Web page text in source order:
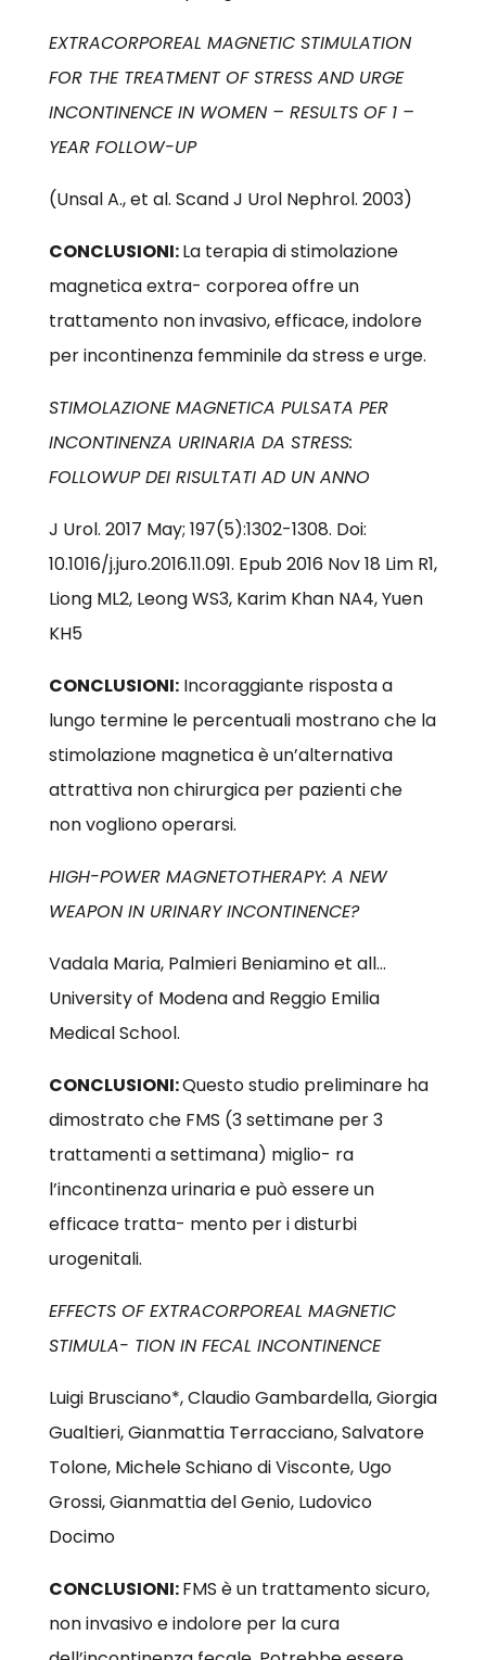
EXTRACORPOREAL MAGNETIC STIMULATION
FOR THE TREATMENT OF STRESS AND URGE
INCONTINENCE IN WOMEN – RESULTS OF 1 –
YEAR FOLLOW-UP
(Unsal A., et al. Scand J Urol Nephrol. 2003)
CONCLUSIONI:La terapia di stimolazione
magnetica extra- corporea offre un
trattamento non invasivo, efficace, indolore
per incontinenza femminile da stress e urge.
STIMOLAZIONE MAGNETICA PULSATA PER
INCONTINENZA URINARIA DA STRESS:
FOLLOWUP DEI RISULTATI AD UN ANNO
J Urol. 2017 May; 197(5):1302-1308. Doi:
10.1016/j.juro.2016.11.091. Epub 2016 Nov 18 Lim R1,
Liong ML2, Leong WS3, Karim Khan NA4, Yuen
KH5
CONCLUSIONI:Incoraggiante risposta a
lungo termine le percentuali mostrano che la
stimolazione magnetica è un’alternativa
attrattiva non chirurgica per pazienti che
non vogliono operarsi.
HIGH-POWER MAGNETOTHERAPY: A NEW
WEAPON IN URINARY INCONTINENCE?
Vadala Maria, Palmieri Beniamino et all…
University of Modena and Reggio Emilia
Medical School.
CONCLUSIONI:Questo studio preliminare ha
dimostrato che FMS (3 settimane per 3
trattamenti a settimana) miglio- ra
l’incontinenza urinaria e può essere un
efficace tratta- mento per i disturbi
urogenitali.
EFFECTS OF EXTRACORPOREAL MAGNETIC
STIMULA- TION IN FECAL INCONTINENCE
Luigi Brusciano*, Claudio Gambardella, Giorgia
Gualtieri, Gianmattia Terracciano, Salvatore
Tolone, Michele Schiano di Visconte, Ugo
Grossi, Gianmattia del Genio, Ludovico
Docimo
CONCLUSIONI:FMS è un trattamento sicuro,
non invasivo e indolore per la cura